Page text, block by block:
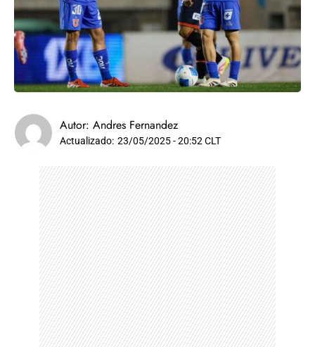
Autor: Andres Fernandez
Actualizado: 23/05/2025 - 20:52 CLT